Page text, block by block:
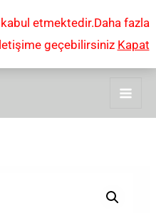
etmektedir.Daha fazla
geçebilirsiniz Kapat